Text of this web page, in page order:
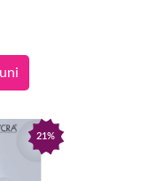
21%